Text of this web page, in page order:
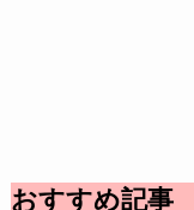
おすすめ記事